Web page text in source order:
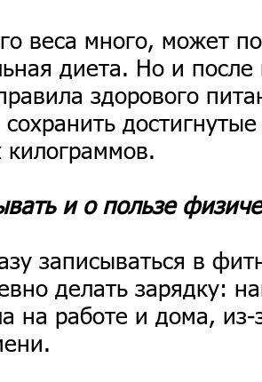
веса много, может
диета. Но и
здорового
и о пользе
записываться в
делать зарядку:
на работе и дома, из-